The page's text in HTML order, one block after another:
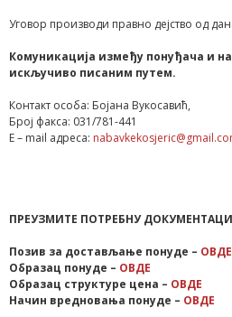
Уговор производи правно дејство од
Комуникација између понуђача и
искључиво писаним путем.
Контакт особа: Бојана Вукосавић,
Број факса: 031/781-441
Е – mail адреса:
ПРЕУЗМИТЕ ПОТРЕБНУ
Позив за достављање понуде – ОВДЕ
Образац понуде – ОВДЕ
Образац структуре цена – ОВДЕ
Начин вредновања понуде – ОВДЕ